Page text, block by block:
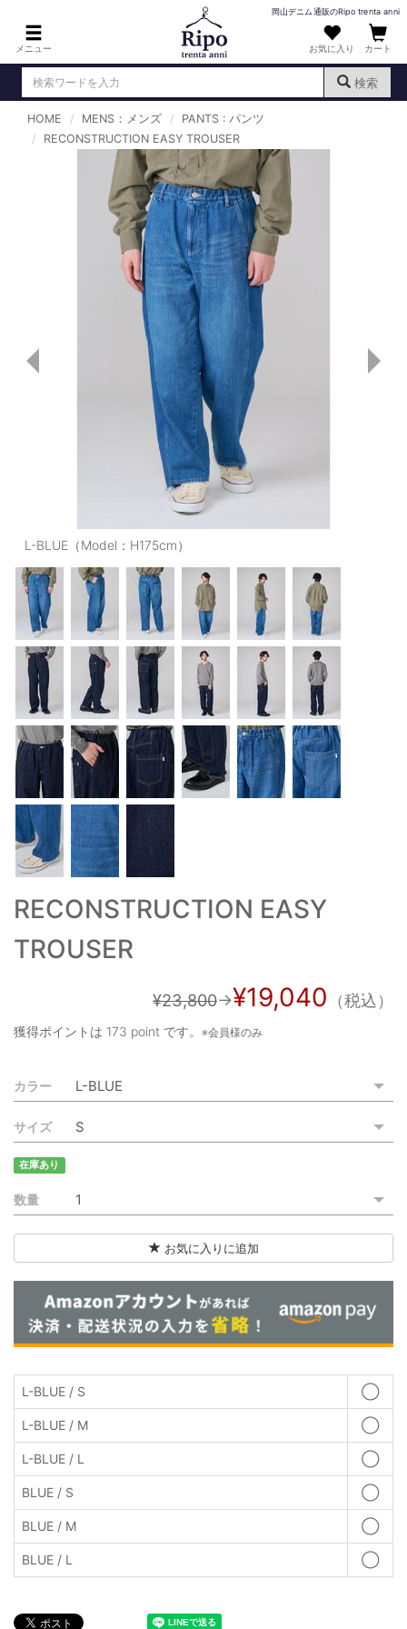
メニュー
岡山デニム通販のRipo trenta anni
お気に入り カート
検索
ログイン （新規会員登録）
MENS : メンズ
DENIM : デニム
PANTS : パンツ
TOPS : トップス
T-SHIRT : Tシャツ
KNIT : ニット
SHIRT : シャツ
OUTERS : アウター
LADIES : レディース
PANTS/SKIRT : パンツ・スカート
TOPS : トップス
OUTERS : アウター
OUTLET : アウトレット
MENS : メンズ
LADIES : レディース
新規会員登録
お買い物カゴ
特定商取引法に基づく表記
ご利用規約
お問い合わせ
HOME MENS：メンズ
PANTS : パンツ
RECONSTRUCTION EASY TROUSER
L-BLUE（Model：H175cm）
RECONSTRUCTION EASY
TROUSER
¥23,800→¥19,040 （税込）
獲得ポイントは 173 point です。 ※会員様のみ
カラー
サイズ
在庫あり
数量
お気に入りに追加
L-BLUE / S ◯
L-BLUE / M ◯
L-BLUE / L ◯
BLUE / S ◯
BLUE / M ◯
BLUE / L ◯